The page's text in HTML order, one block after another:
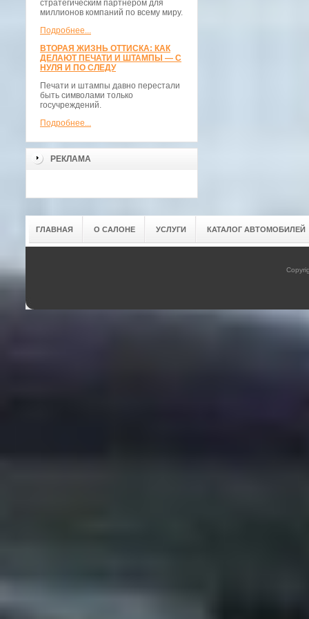
стратегическим партнёром для
миллионов компаний по всему миру.
Подробнее...
ВТОРАЯ ЖИЗНЬ ОТТИСКА: КАК
ДЕЛАЮТ ПЕЧАТИ И ШТАМПЫ — С
НУЛЯ И ПО СЛЕДУ
Печати и штампы давно перестали
быть символами только
госучреждений.
Подробнее...
РЕКЛАМА
ГЛАВНАЯ О САЛОНЕ УСЛУГИ КАТАЛОГ АВТОМОБИЛЕЙ